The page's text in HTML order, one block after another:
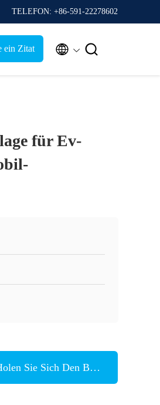
TELEFON: +86-591-22278602
ein Zitat  
für Ev-
Sie Sich Den Besten Preis